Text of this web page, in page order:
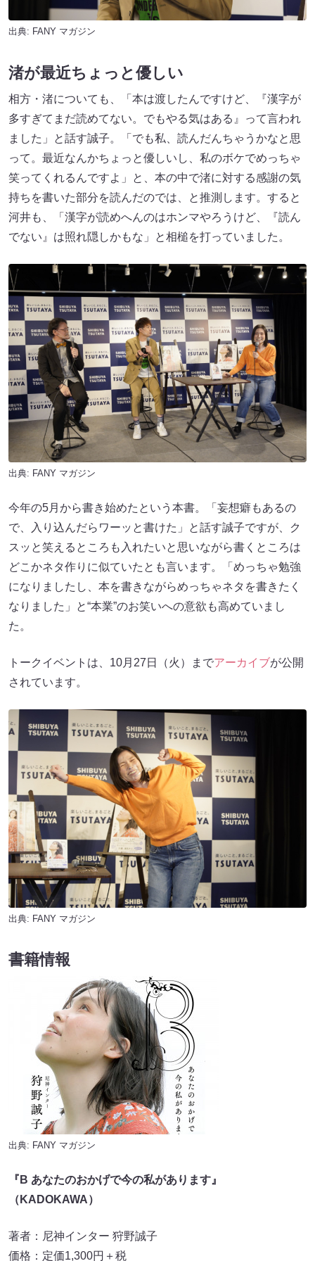
出典: FANY マガジン
渚が最近ちょっと優しい
相方・渚についても、「本は渡したんですけど、『漢字が
多すぎてまだ読めてない。でもやる気はある』って言われ
ました」と話す誠子。「でも私、読んだんちゃうかなと思
って。最近なんかちょっと優しいし、私のボケでめっちゃ
笑ってくれるんですよ」と、本の中で渚に対する感謝の気
持ちを書いた部分を読んだのでは、と推測します。すると
河井も、「漢字が読めへんのはホンマやろうけど、『読ん
でない』は照れ隠しかもな」と相槌を打っていました。
出典: FANY マガジン
今年の5月から書き始めたという本書。「妄想癖もあるの
で、入り込んだらワーッと書けた」と話す誠子ですが、ク
スッと笑えるところも入れたいと思いながら書くところは
どこかネタ作りに似ていたとも言います。「めっちゃ勉強
になりましたし、本を書きながらめっちゃネタを書きたく
なりました」と“本業”のお笑いへの意欲も高めていまし
た。
トークイベントは、10月27日（火）までアーカイブが公開
されています。
出典: FANY マガジン
書籍情報
出典: FANY マガジン
『 B あなたのおかげで今の私があります』
（ KADOKAWA）
著者：尼神インター 狩野誠子
価格：定価1,300円＋税